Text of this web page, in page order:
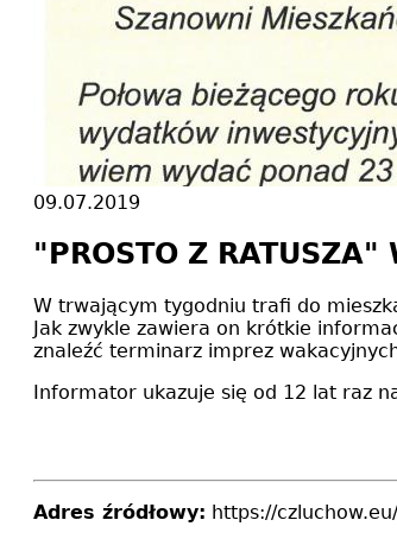
09.07.2019
"PROSTO Z RATUSZA"
W trwającym tygodniu trafi do
Jak zwykle zawiera on krótkie
znaleźć terminarz imprez
Informator ukazuje się od 12 lat raz
Adres źródłowy: https://